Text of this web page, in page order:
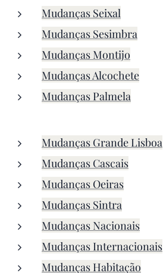
Mudanças Seixal
Mudanças Sesimbra
Mudanças Montijo
Mudanças Alcochete
Mudanças Palmela
Mudanças Grande Lisboa
Mudanças Cascais
Mudanças Oeiras
Mudanças Sintra
Mudanças Nacionais
Mudanças Internacionais
Mudanças Habitação